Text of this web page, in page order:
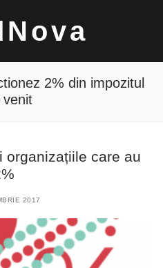
2% din impozitul
venit
organizațiile care au
2017